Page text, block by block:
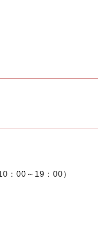
：00～19：00）